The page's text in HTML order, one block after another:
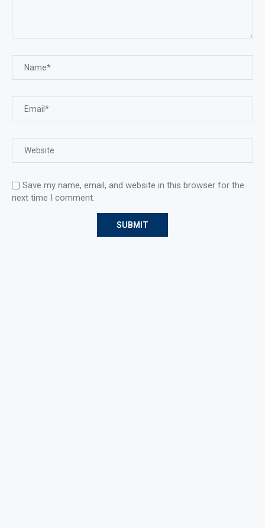
Save my name, email, and website in this browser for the
next time I comment.